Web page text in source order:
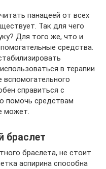
панацеей от всех
Так для чего
Для того же, что и
средства.
в терапии
вспомогательного
справиться с
помочь средствам
может.
браслет
браслета, не стоит
аспирина способна